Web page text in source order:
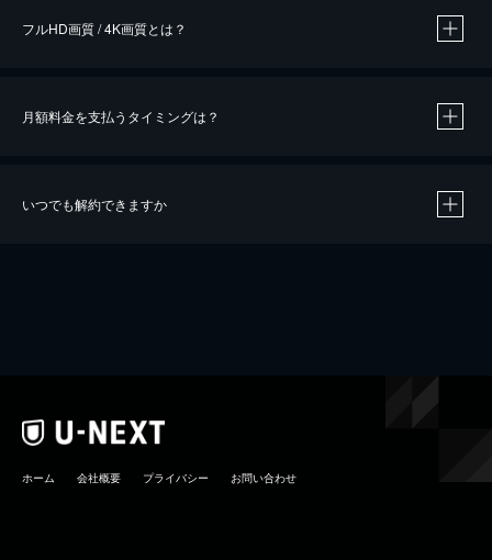
※40％ポイント還元の対象は、クレジットカード決済による作品の購入 / レンタルです。
iOSアプリのUコイン決済による作品の購入 / レンタルは、20％のポイント還元です。
フルHD画質 / 4K画質とは？
月額料金を支払うタイミングは？
いつでも解約できますか
ホーム 会社概要 プライバシー お問い合わせ